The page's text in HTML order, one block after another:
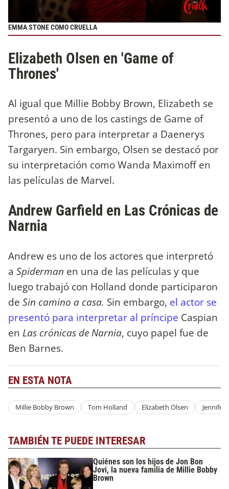
EMMA STONE COMO CRUELLA
Elizabeth Olsen en 'Game of
Thrones'
Al igual que Millie Bobby Brown, Elizabeth se
presentó a uno de los castings de Game of
Thrones, pero para interpretar a Daenerys
Targaryen. Sin embargo, Olsen se destacó por
su interpretación como Wanda Maximoff en
las películas de Marvel.
Andrew Garfield en Las Crónicas de
Narnia
Andrew es uno de los actores que interpretó
a Spiderman en una de las películas y que
luego trabajó con Holland donde participaron
de Sin camino a casa. Sin embargo, el actor se
presentó para interpretar al príncipe Caspian
en Las crónicas de Narnia, cuyo papel fue de
Ben Barnes.
EN ESTA NOTA
Millie Bobby Brown Tom Holland Elizabeth Olsen Jennifer
TAMBIÉN TE PUEDE INTERESAR
Quiénes son los hijos de Jon Bon
Jovi, la nueva familia de Millie Bobby
Brown